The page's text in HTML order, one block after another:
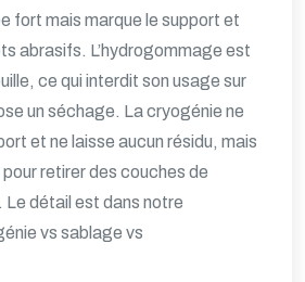
fort mais marque le support et
abrasifs. L’hydrogommage est
ce qui interdit son usage sur
un séchage. La cryogénie ne
et ne laisse aucun résidu, mais
pour retirer des couches de
Le détail est dans notre
vs sablage vs